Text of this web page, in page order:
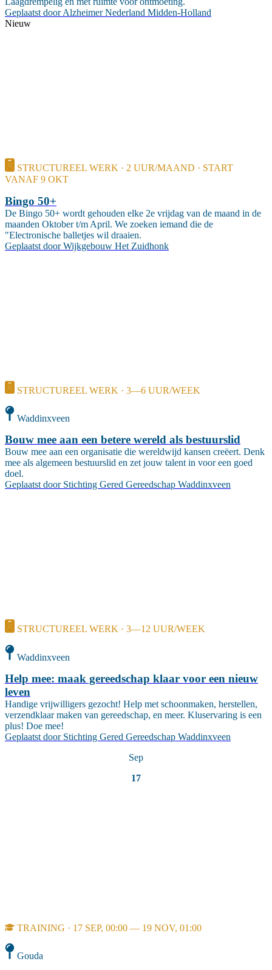
Geplaatst doorAlzheimer Nederland Midden-Holland
Nieuw
STRUCTUREEL WERK · 2 UUR/MAAND · START
VANAF 9 OKT
Bingo 50+
De Bingo 50+ wordt gehouden elke 2e vrijdag van de maand in de
maanden Oktober t/m April. We zoeken iemand die de
"Electronische balletjes wil draaien.
Geplaatst door Wijkgebouw Het Zuidhonk
STRUCTUREEL WERK · 3—6 UUR/WEEK
Waddinxveen
Bouw mee aan een betere wereld als bestuurslid
Bouw mee aan een organisatie die wereldwijd kansen creëert. Denk
mee als algemeen bestuurslid en zet jouw talent in voor een goed
doel.
Geplaatst door Stichting Gered Gereedschap Waddinxveen
STRUCTUREEL WERK · 3—12 UUR/WEEK
Waddinxveen
Help mee: maak gereedschap klaar voor een nieuw
leven
Handige vrijwilligers gezocht! Help met schoonmaken, herstellen,
verzendklaar maken van gereedschap, en meer. Kluservaring is een
plus! Doe mee!
Geplaatst door Stichting Gered Gereedschap Waddinxveen
Sep
17
TRAINING · 17 SEP, 00:00 — 19 NOV, 01:00
Gouda